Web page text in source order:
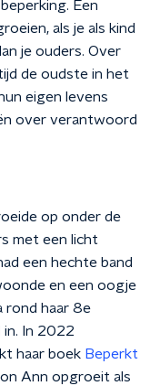
Een
als je als kind
je ouders. Over
de oudste in het
eigen levens
over verantwoord
op onder de
met een licht
een hechte band
en een oogje
rond haar 8e
In 2022
haar boek Beperkt
Ann opgroeit als